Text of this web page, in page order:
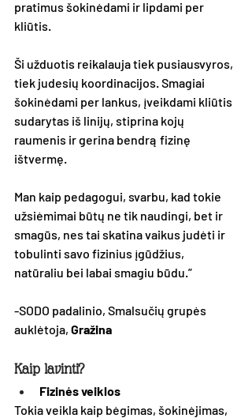
pratimus šokinėdami ir lipdami per
kliūtis.
Ši užduotis reikalauja tiek pusiausvyros,
tiek judesių koordinacijos. Smagiai
šokinėdami per lankus, įveikdami kliūtis
sudarytas iš linijų, stiprina kojų
raumenis ir gerina bendrą fizinę
ištvermę.
Man kaip pedagogui, svarbu, kad tokie
užsiėmimai būtų ne tik naudingi, bet ir
smagūs, nes tai skatina vaikus judėti ir
tobulinti savo fizinius įgūdžius,
natūraliu bei labai smagiu būdu.”
-SODO padalinio, Smalsučių grupės
auklėtoja, Gražina
Kaip lavinti?
Fizinės veiklos
Tokia veikla kaip bėgimas, šokinėjimas,